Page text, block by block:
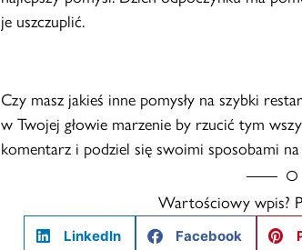
je uszczuplić.
Czy masz jakieś inne pomysły na szybki
w Twojej głowie marzenie by rzucić tym
komentarz i podziel się swoimi sposobami
Wartościowy wpis?
LinkedIn Facebook